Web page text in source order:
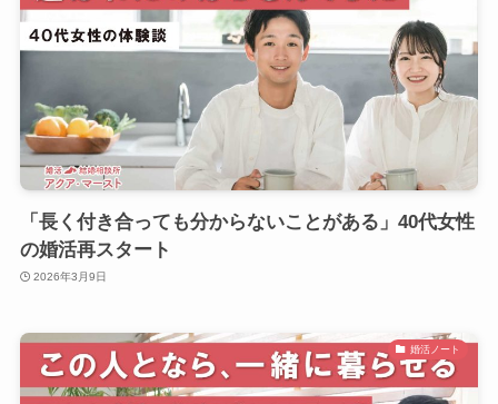
「長く付き合っても分からないことがある」40代女性
の婚活再スタート
2026年3月9日
婚活ノート